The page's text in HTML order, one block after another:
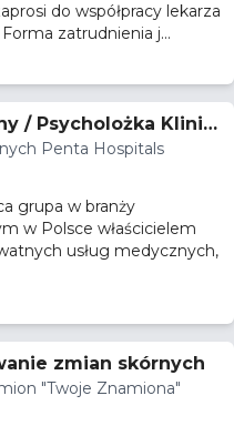
do współpracy lekarza
medycyny rodzinnej / internistę. Forma zatrudnienia j...
/ Psycholożka Klinicz
Penta Hospitals
grupa w branży
w Polsce właścicielem
usług medycznych,
zmian skórnych
"Twoje Znamiona"